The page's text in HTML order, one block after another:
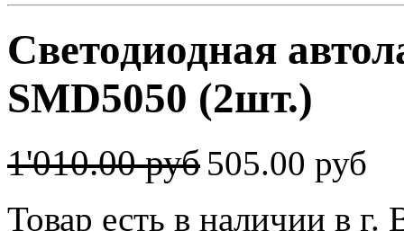
Светодиодная
SMD5050 (2шт.)
1'010.00 руб 505.00 руб
Товар есть в наличии в г.